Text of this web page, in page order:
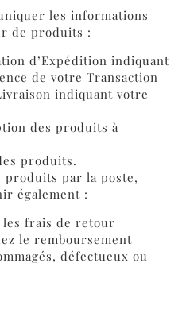
les informations
de produits :
d’Expédition indiquant
de votre Transaction
indiquant votre
des produits à
produits.
produits par la poste,
également :
frais de retour
le remboursement
défectueux ou